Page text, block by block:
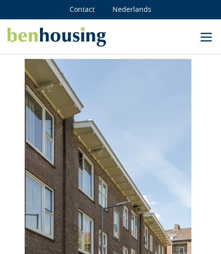
Contact Nederlands